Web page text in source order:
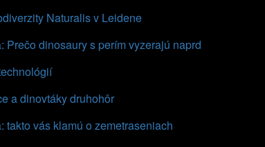
Naturalis v Leidene
Prečo dinosaury s perím vyzerajú naprd
a dinovtáky druhohôr
vás klamú o zemetraseniach